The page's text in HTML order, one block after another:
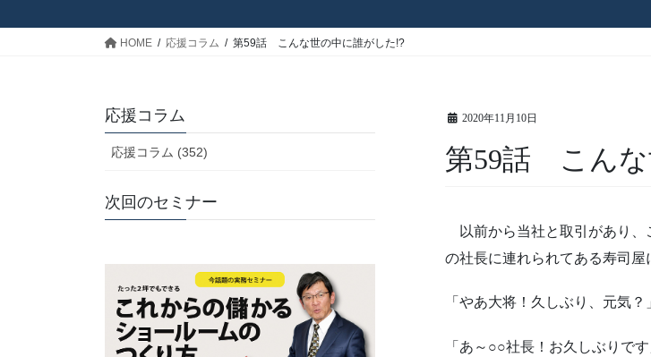
HOME 応援コラム 第59話 こんな世の中に誰がした!?
2020年11月10日
第59話 こんな
以前から当社と取引があり、
の社長に連れられてある寿司屋
「やあ大将！久しぶり、元気？
「あ～○○社長！お久しぶりです
応援コラム
応援コラム (352)
次回のセミナー